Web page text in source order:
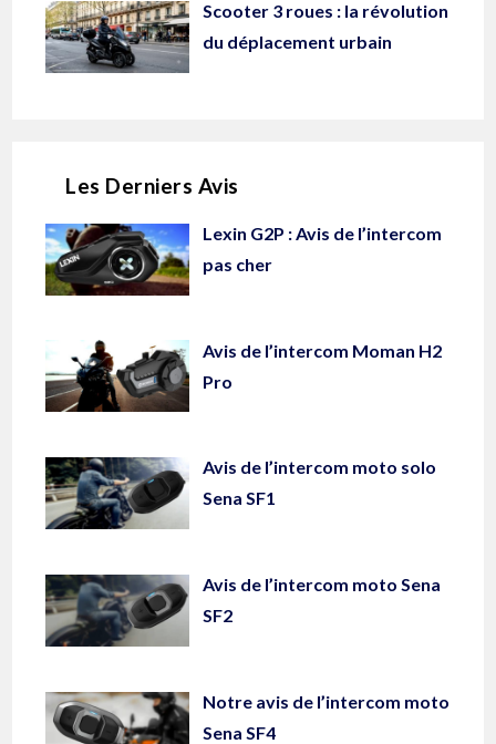
Scooter 3 roues : la révolution
du déplacement urbain
Les Derniers Avis
Lexin G2P : Avis de l’intercom
pas cher
Avis de l’intercom Moman H2
Pro
Avis de l’intercom moto solo
Sena SF1
Avis de l’intercom moto Sena
SF2
Notre avis de l’intercom moto
Sena SF4